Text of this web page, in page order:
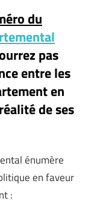
du
pas
entre les
en
de ses
énumère
en faveur
: